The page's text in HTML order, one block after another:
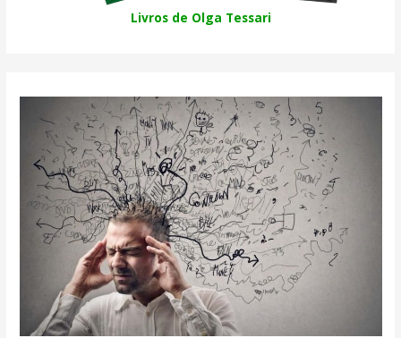
Livros de Olga Tessari